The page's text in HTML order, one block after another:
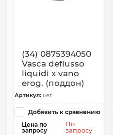
(34) 0875394050
Vasca deflusso
liquidi x vano
erog. (поддон)
Артикул: нет
Добавить к сравнению
Цена по
запросу
По
запросу